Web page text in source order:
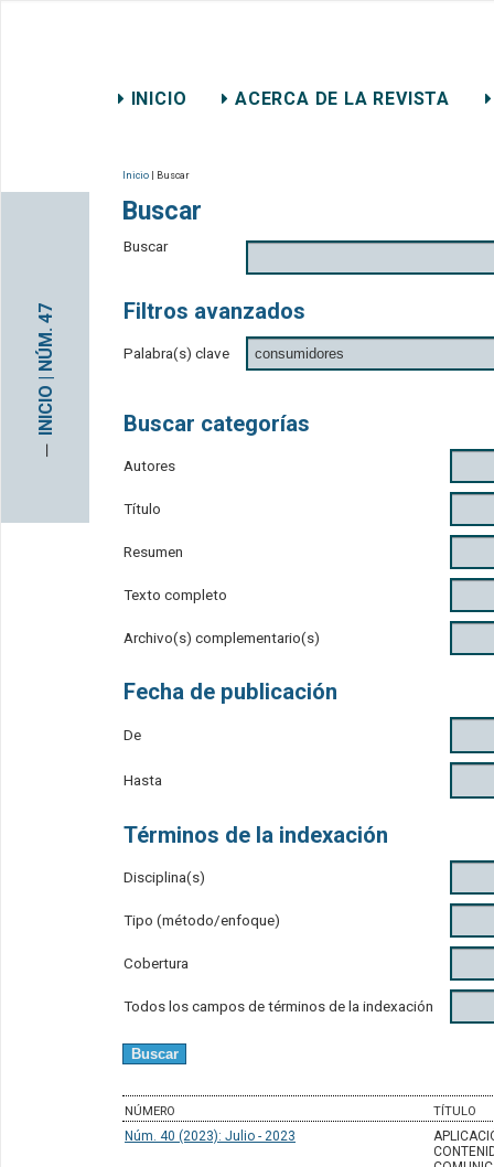
INICIO ACERCA DE LA REVISTA
─
INICIO | NÚM. 47
Inicio | Buscar
Buscar
Buscar
Filtros avanzados
Palabra(s) clave
Buscar categorías
Autores
Título
Resumen
Texto completo
Archivo(s) complementario(s)
Fecha de publicación
De
Hasta
Términos de la indexación
Disciplina(s)
Tipo (método/enfoque)
Cobertura
Todos los campos de términos de la indexación
NÚMERO
TÍTULO
Núm. 40 (2023): Julio - 2023